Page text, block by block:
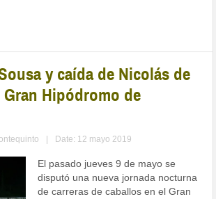
y caída de Nicolás de
Hipódromo de
Date: 12 mayo 2019
El pasado jueves 9 de mayo se
disputó una nueva jornada nocturna
de carreras de caballos en el Gran